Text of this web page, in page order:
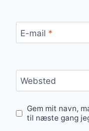
E-mail *
Websted
Gem mit navn,
til næste gang